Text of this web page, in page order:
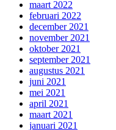
maart 2022
februari 2022
december 2021
november 2021
oktober 2021
september 2021
augustus 2021
juni 2021
mei 2021
april 2021
maart 2021
januari 2021